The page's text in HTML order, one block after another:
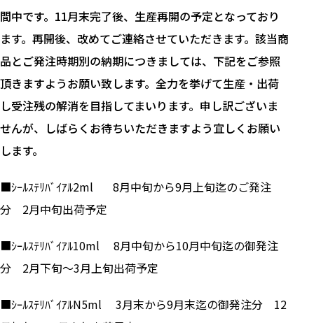
間中です。11月末完了後、生産再開の予定となっており
ます。再開後、改めてご連絡させていただきます。該当商
品とご発注時期別の納期につきましては、下記をご参照
頂きますようお願い致します。全力を挙げて生産・出荷
し受注残の解消を目指してまいります。申し訳ございま
せんが、しばらくお待ちいただきますよう宜しくお願い
します。
■ｼｰﾙｽﾃﾘﾊﾞｲｱﾙ2ml 8月中旬から9月上旬迄のご発注
分 2月中旬出荷予定
■ｼｰﾙｽﾃﾘﾊﾞｲｱﾙ10ml 8月中旬から10月中旬迄の御発注
分 2月下旬～3月上旬出荷予定
■ｼｰﾙｽﾃﾘﾊﾞｲｱﾙN5ml 3月末から9月末迄の御発注分 12